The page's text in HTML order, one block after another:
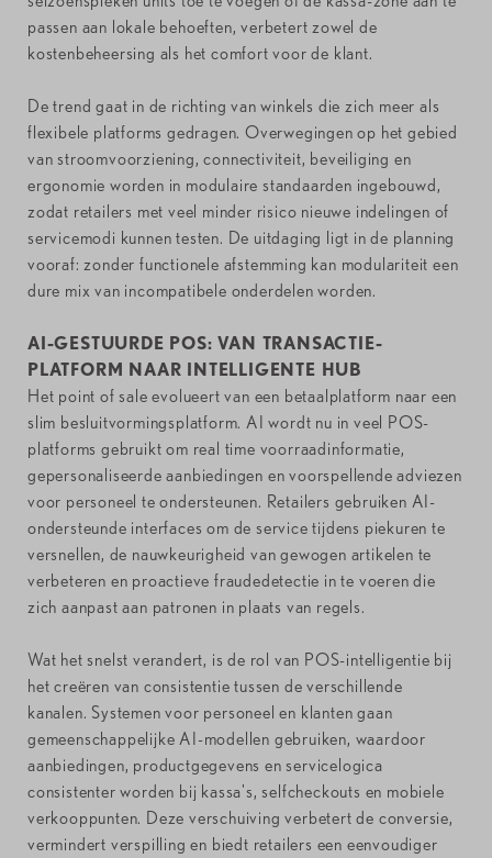
passen aan lokale behoeften, verbetert zowel de
kostenbeheersing als het comfort voor de klant.
De trend gaat in de richting van winkels die zich meer als
flexibele platforms gedragen. Overwegingen op het gebied
van stroomvoorziening, connectiviteit, beveiliging en
ergonomie worden in modulaire standaarden ingebouwd,
zodat retailers met veel minder risico nieuwe indelingen of
servicemodi kunnen testen. De uitdaging ligt in de planning
vooraf: zonder functionele afstemming kan modulariteit een
dure mix van incompatibele onderdelen worden.
AI-GESTUURDE POS: VAN TRANSACTIE-
PLATFORM NAAR INTELLIGENTE HUB
Het point of sale evolueert van een betaalplatform naar een
slim besluitvormingsplatform. AI wordt nu in veel POS-
platforms gebruikt om real time voorraadinformatie,
gepersonaliseerde aanbiedingen en voorspellende adviezen
voor personeel te ondersteunen. Retailers gebruiken AI-
ondersteunde interfaces om de service tijdens piekuren te
versnellen, de nauwkeurigheid van gewogen artikelen te
verbeteren en proactieve fraudedetectie in te voeren die
zich aanpast aan patronen in plaats van regels.
Wat het snelst verandert, is de rol van POS-intelligentie bij
het creëren van consistentie tussen de verschillende
kanalen. Systemen voor personeel en klanten gaan
gemeenschappelijke AI-modellen gebruiken, waardoor
aanbiedingen, productgegevens en servicelogica
consistenter worden bij kassa's, selfcheckouts en mobiele
verkooppunten. Deze verschuiving verbetert de conversie,
vermindert verspilling en biedt retailers een eenvoudiger